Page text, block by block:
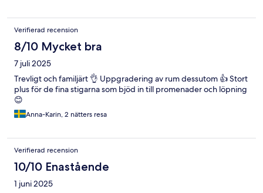
Verifierad recension
8/10 Mycket bra
7 juli 2025
Trevligt och familjärt 👌 Uppgradering av rum dessutom 👍 Stort
plus för de fina stigarna som bjöd in till promenader och löpning
😊
Anna-Karin, 2 nätters resa
Verifierad recension
10/10 Enastående
1 juni 2025